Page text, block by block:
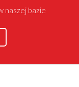
naszej bazie